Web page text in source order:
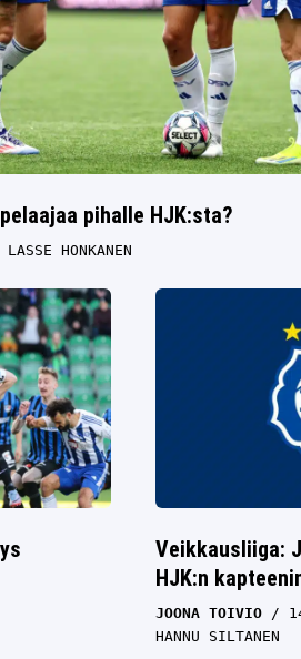
pihalle HJK:sta?
LASSE HONKANEN
Veikkausliiga:
HJK:n
JOONA TOIVIO
HANNU SILTANEN